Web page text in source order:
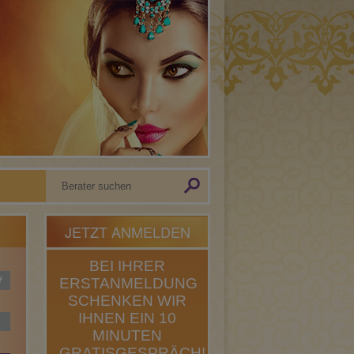
JETZT ANMELDEN
BEI IHRER
ERSTANMELDUNG
SCHENKEN WIR
IHNEN EIN 10
MINUTEN